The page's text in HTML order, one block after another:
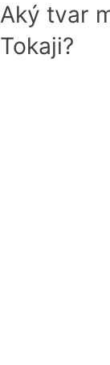
Aký tvar
Tokaji?